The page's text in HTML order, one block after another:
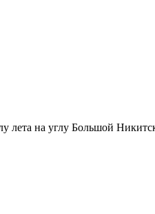
на углу Большой